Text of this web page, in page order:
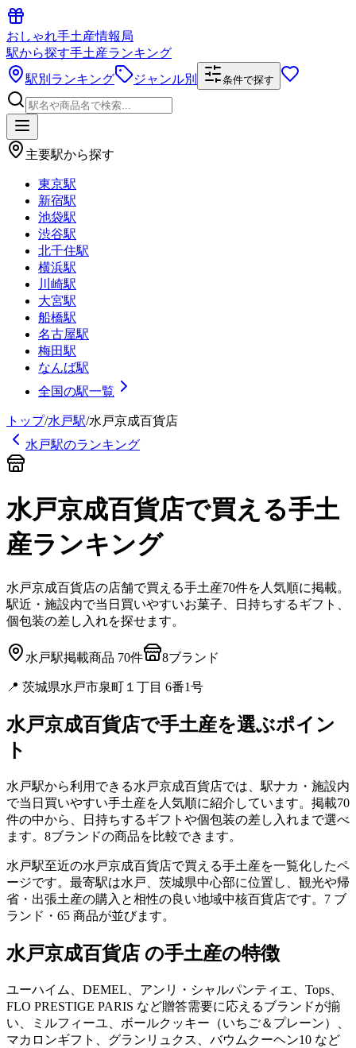
おしゃれ手土産情報局
駅から探す手土産ランキング
駅別ランキング
ジャンル別 条件で探す
主要駅から探す
東京駅
新宿駅
池袋駅
渋谷駅
北千住駅
横浜駅
川崎駅
大宮駅
船橋駅
名古屋駅
梅田駅
なんば駅
全国の駅一覧
トップ/水戸駅/水戸京成百貨店
水戸駅のランキング
水戸京成百貨店で買える手土
産ランキング
水戸京成百貨店の店舗で買える手土産70件を人気順に掲載。
駅近・施設内で当日買いやすいお菓子、日持ちするギフト、
個包装の差し入れを探せます。
水戸駅掲載商品 70件 8ブランド
📍 茨城県水戸市泉町１丁目 6番1号
水戸京成百貨店で手土産を選ぶポイン
ト
水戸駅から利用できる水戸京成百貨店では、駅ナカ・施設内
で当日買いやすい手土産を人気順に紹介しています。掲載70
件の中から、日持ちするギフトや個包装の差し入れまで選べ
ます。8ブランドの商品を比較できます。
水戸駅至近の水戸京成百貨店で買える手土産を一覧化したペ
ージです。最寄駅は水戸、茨城県中心部に位置し、観光や帰
省・出張土産の購入と相性の良い地域中核百貨店です。7 ブ
ランド・65 商品が並びます。
水戸京成百貨店 の手土産の特徴
ユーハイム、DEMEL、アンリ・シャルパンティエ、Tops、
FLO PRESTIGE PARIS など贈答需要に応えるブランドが揃
い、ミルフィーユ、ボールクッキー（いちご＆プレーン）、
マカロンギフト、グランリュクス、バウムクーヘン10 など